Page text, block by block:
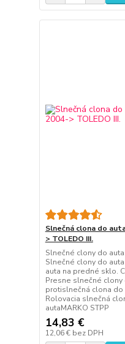
Slnečná clona do
> TOLEDO III.
Slnečné clony do
Slnečné clony do
auta na predné sklo.
Presne slnečné clony
protislnečná clona do
Rolovacia slnečná
autaMARKO STPP
14,83 €
12,06 € bez DPH